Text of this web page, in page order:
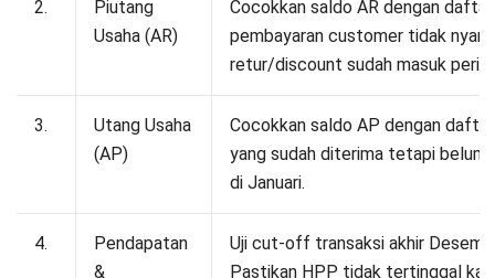
Pertanyaan Seputar Laporan Tutup
Buku